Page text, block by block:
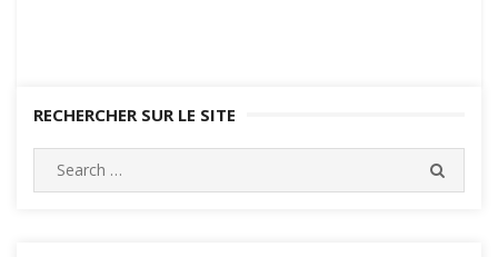
RECHERCHER SUR LE SITE